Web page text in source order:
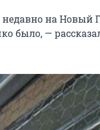
на Новый
было, —